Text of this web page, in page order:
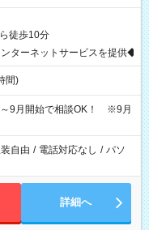
徒歩10分
ターネットサービスを提供◆
間)
9月開始で相談OK！ ※9月
自由 / 電話対応なし / パソ
詳細へ